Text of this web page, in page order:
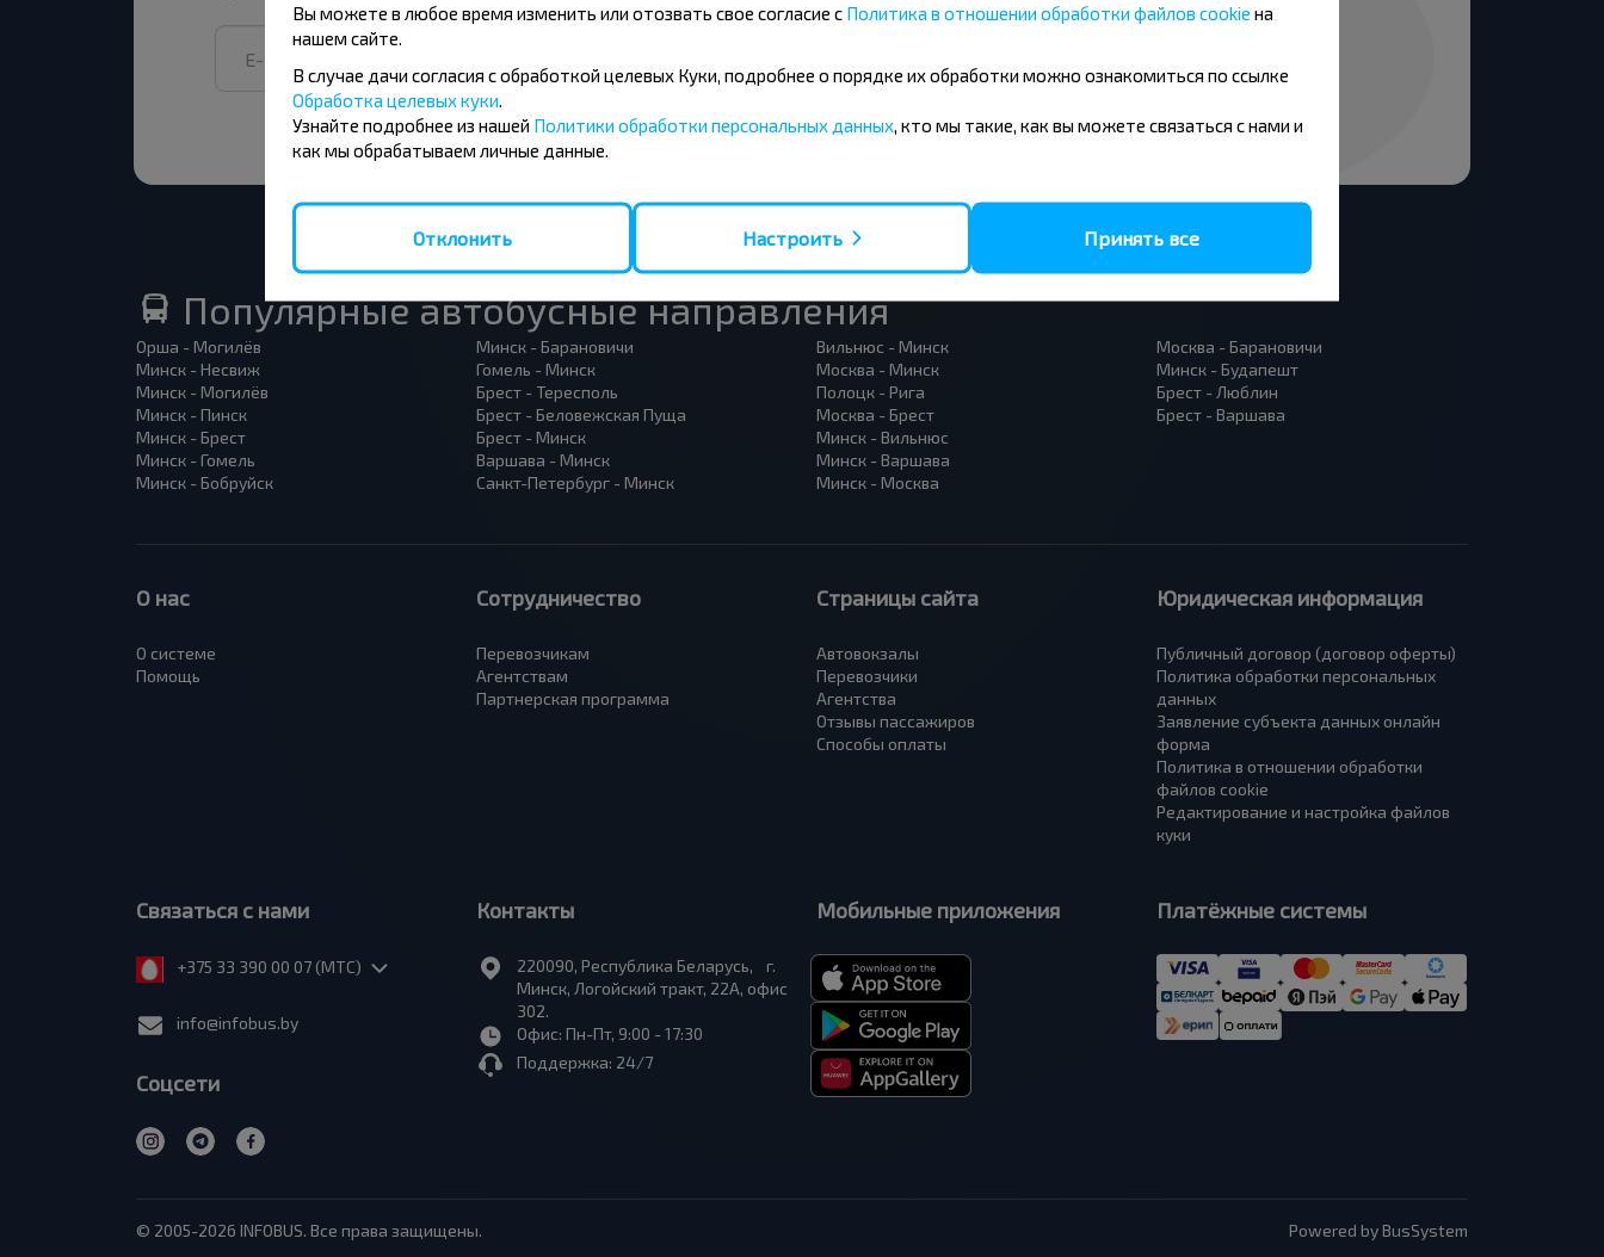
Популярные автобусные направления
Орша - Могилёв
Минск - Несвиж
Минск - Могилёв
Минск - Пинск
Минск - Брест
Минск - Гомель
Минск - Бобруйск
Минск - Барановичи
Гомель - Минск
Брест - Тересполь
Брест - Беловежская Пуща
Брест - Минск
Варшава - Минск
Санкт-Петербург - Минск
Вильнюс - Минск
Москва - Минск
Полоцк - Рига
Москва - Брест
Минск - Вильнюс
Минск - Варшава
Минск - Москва
Москва - Барановичи
Минск - Будапешт
Брест - Люблин
Брест - Варшава
О нас
О системе
Помощь
Сотрудничество
Перевозчикам
Агентствам
Партнерская программа
Страницы сайта
Автовокзалы
Перевозчики
Агентства
Отзывы пассажиров
Способы оплаты
Юридическая информация
Публичный договор (договор оферты)
Политика обработки персональных
данных
Заявление субъекта данных онлайн
форма
Политика в отношении обработки
файлов cookie
Редактирование и настройка файлов
куки
Связаться с нами
+375 33 390 00 07 (МТС)
info@infobus.by
Соцсети
Контакты
220090, Республика Беларусь, г.
Минск, Логойский тракт, 22А, офис
302.
Офис: Пн-Пт, 9:00 - 17:30
Поддержка: 24/7
Мобильные приложения Платёжные системы
© 2005-2026 INFOBUS. Все права защищены. Powered by BusSystem
Вы можете в любое время изменить или отозвать свое согласие с Политика в отношении обработки файлов cookie на
нашем сайте.
В случае дачи согласия с обработкой целевых Куки, подробнее о порядке их обработки можно ознакомиться по ссылке
Обработка целевых куки
Узнайте подробнее из нашей Политики обработки персональных данных , кто мы такие, как вы можете связаться с нами и
как мы обрабатываем личные данные.
Отклонить Настроить Принять все